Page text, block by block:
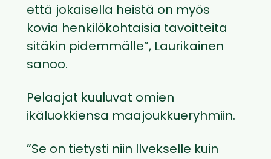
että jokaisella heistä on myös
kovia henkilökohtaisia tavoitteita
sitäkin pidemmälle”, Laurikainen
sanoo.
Pelaajat kuuluvat omien
ikäluokkiensa maajoukkueryhmiin.
”Se on tietysti niin Ilvekselle kuin